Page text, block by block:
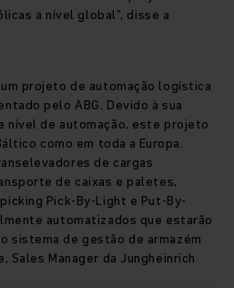
a nível global”, disse a
projeto de automação logística
pelo ABG. Devido à sua
nível de automação, este projeto
como em toda a Europa.
de cargas
de caixas e paletes,
Pick-By-Light e Put-By-
automatizados que estarão
sistema de gestão de armazém
Sales Manager da Jungheinrich